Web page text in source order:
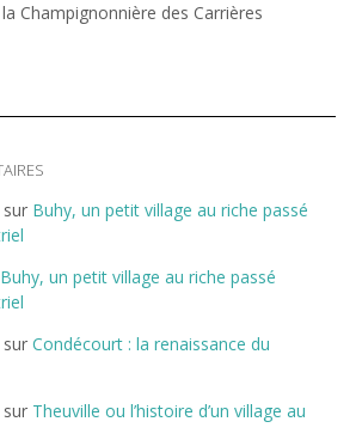
Champignonnière des Carrières
sur Buhy, un petit village au riche passé
Buhy, un petit village au riche passé
sur Condécourt : la renaissance du
sur Theuville ou l’histoire d’un village au